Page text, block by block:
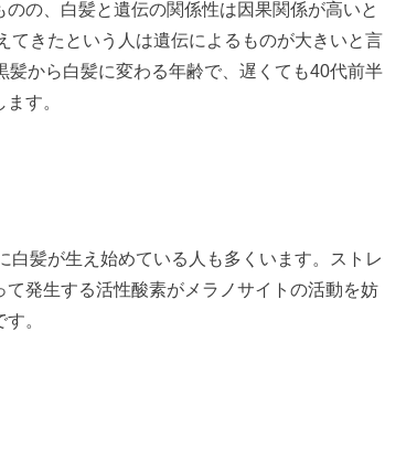
の、白髪と遺伝の関係性は因果関係が高いと
きたという人は遺伝によるものが大きいと言
から白髪に変わる年齢で、遅くても40代前半
す。
髪が生え始めている人も多くいます。ストレ
発生する活性酸素がメラノサイトの活動を妨
。